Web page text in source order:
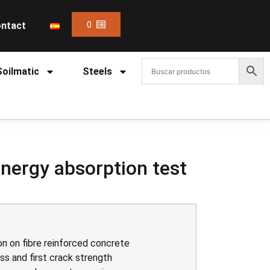
0
Steels
absorption test
on fibre reinforced concrete
and first crack strength